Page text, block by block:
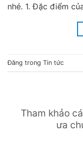
nhé. 1. Đặc điểm
Đăng trong Tin tức
Tham khảo
ưa